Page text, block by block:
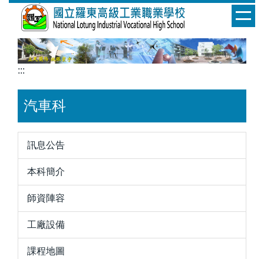
:::
汽車科
訊息公告
本科簡介
師資陣容
工廠設備
課程地圖